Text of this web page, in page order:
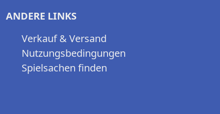
ANDERE LINKS
Verkauf & Versand
Nutzungsbedingungen
Spielsachen finden